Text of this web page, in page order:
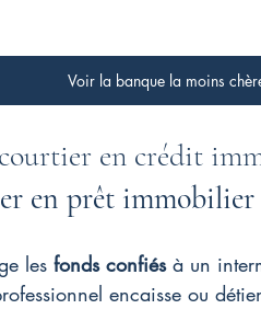
Voir la banque la moins
en crédit
en prêt immobilier
les fonds confiés à un
encaisse ou